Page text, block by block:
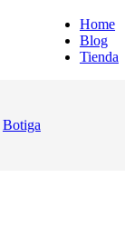
Home
Blog
Tienda
Botiga